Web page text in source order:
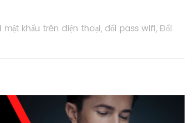
mật khẩu trên điện thoại, đổi pass wifi, Đổi